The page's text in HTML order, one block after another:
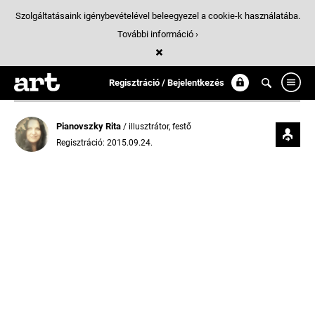
Regisztráció / Bejelentkezés
Pianovszky Rita / illusztrátor, festő
Regisztráció: 2015.09.24.
Szolgáltatásaink igénybevételével beleegyezel a cookie-k használatába.
További információ ›